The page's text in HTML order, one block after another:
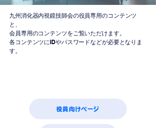
九州消化器内視鏡技師会の役員専用のコンテンツ
と、
会員専用のコンテンツをご覧いただけます。
各コンテンツにIDやパスワードなどが必要となりま
す。
役員向けページ